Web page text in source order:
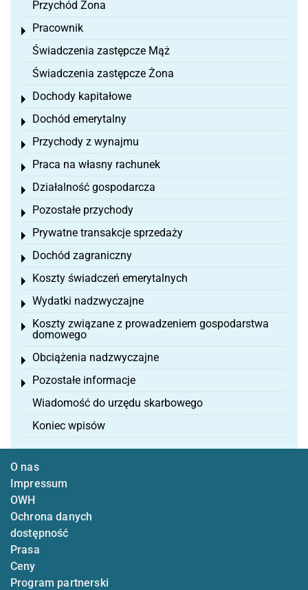
Przychód Żona
Pracownik
Toggle menu
Świadczenia zastępcze Mąż
Świadczenia zastępcze Żona
Dochody kapitałowe
Toggle menu
Dochód emerytalny
Toggle menu
Przychody z wynajmu
Toggle menu
Praca na własny rachunek
Toggle menu
Działalność gospodarcza
Toggle menu
Pozostałe przychody
Toggle menu
Prywatne transakcje sprzedaży
Toggle menu
Dochód zagraniczny
Toggle menu
Koszty świadczeń emerytalnych
Toggle menu
Wydatki nadzwyczajne
Toggle menu
Koszty związane z prowadzeniem gospodarstwa
domowego
Toggle menu
Obciążenia nadzwyczajne
Toggle menu
Pozostałe informacje
Toggle menu
Wiadomość do urzędu skarbowego
Koniec wpisów
O nas
Impressum
OWH
Ochrona danych
dostępność
Prasa
Ceny
Program partnerski